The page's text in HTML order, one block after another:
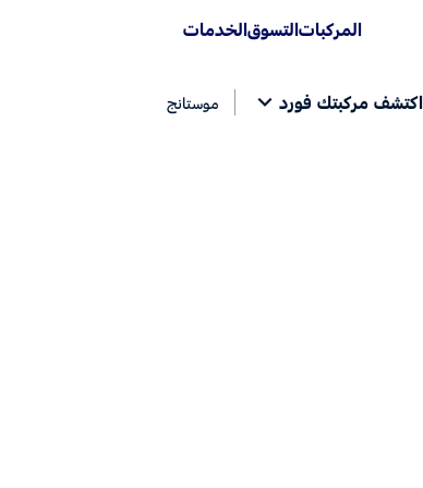
المركباتالتسوقالخدمات
اكتشف مركبتك فورد موستانج